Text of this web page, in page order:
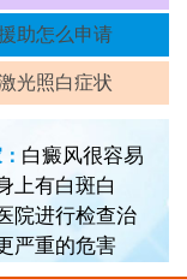
助怎么申请
光照白症状
白癜风很容易
上有白斑白
院进行检查治
严重的危害